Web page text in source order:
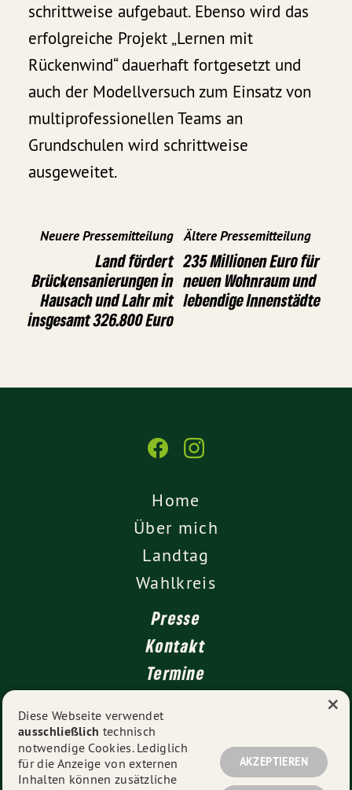
schrittweise aufgebaut. Ebenso wird das
erfolgreiche Projekt „Lernen mit
Rückenwind“ dauerhaft fortgesetzt und
auch der Modellversuch zum Einsatz von
multiprofessionellen Teams an
Grundschulen wird schrittweise
ausgeweitet.
Neuere Pressemitteilung
Land fördert
Brückensanierungen in
Hausach und Lahr mit
insgesamt 326.800 Euro
Ältere Pressemitteilung
235 Millionen Euro für
neuen Wohnraum und
lebendige Innenstädte
Home
Über mich
Landtag
Wahlkreis
Presse
Kontakt
Termine
Impressum
Datenschutz
Diese Webseite verwendet
ausschließlich technisch
notwendige Cookies. Lediglich
für die Anzeige von externen
Inhalten können zusätzliche
AKZEPTIEREN
×